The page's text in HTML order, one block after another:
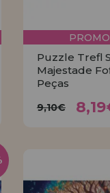
Puzzle Trefl
Majestade
Peças
9,10€